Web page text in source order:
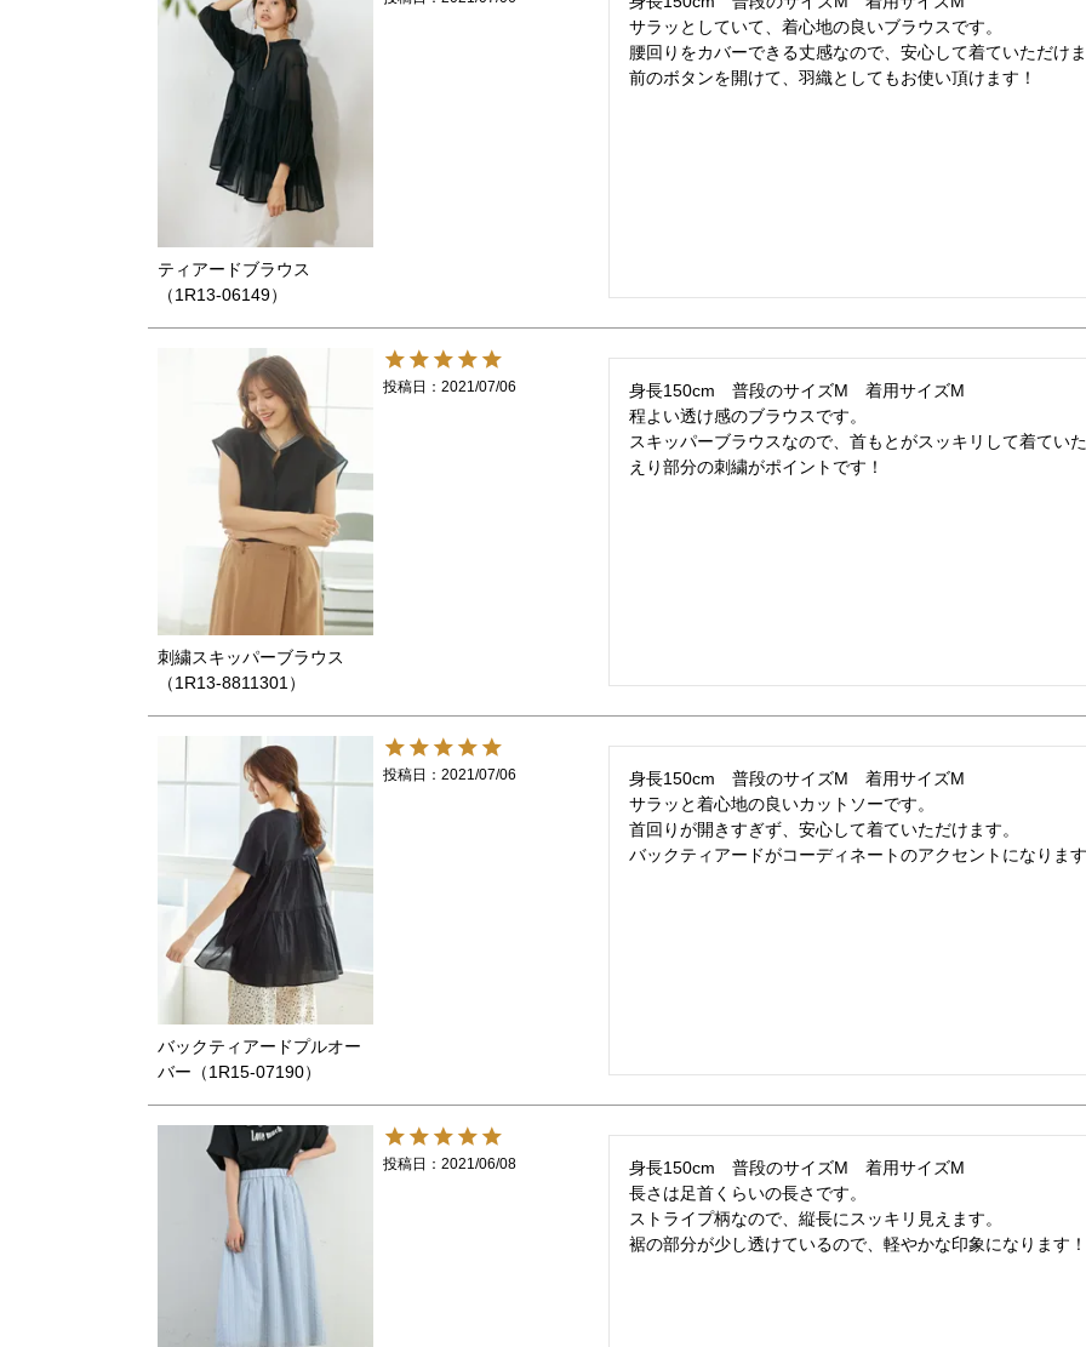
ティアードブラウス
（1R13-06149）
サラッとしていて、着心地の良いブラウスです。
腰回りをカバーできる丈感なので、安心して着ていただけ
前のボタンを開けて、羽織としてもお使い頂けます！
刺繍スキッパーブラウス
（1R13-8811301）
投稿日 2021/07/06
身長150cm　普段のサイズM　着用サイズM
程よい透け感のブラウスです。
スキッパーブラウスなので、首もとがスッキリして着てい
えり部分の刺繍がポイントです！
バックティアードプルオー
バー（1R15-07190）
投稿日 2021/07/06
身長150cm　普段のサイズM　着用サイズM
サラッと着心地の良いカットソーです。
首回りが開きすぎず、安心して着ていただけます。
バックティアードがコーディネートのアクセントになりま
投稿日 2021/06/08
身長150cm　普段のサイズM　着用サイズM
長さは足首くらいの長さです。
ストライプ柄なので、縦長にスッキリ見えます。
裾の部分が少し透けているので、軽やかな印象になります！